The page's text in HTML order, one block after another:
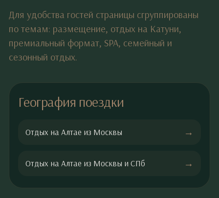
Для удобства гостей страницы сгруппированы
по темам: размещение, отдых на Катуни,
премиальный формат, SPA, семейный и
сезонный отдых.
География поездки
Отдых на Алтае из Москвы
Отдых на Алтае из Москвы и СПб